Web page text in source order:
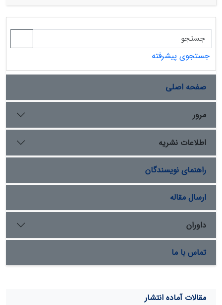
دارد.
بهره‌برداری طبیعی است. برای تعیین میزان تأثیر عملیات
بیولوژیکی و مدیریتی بر تولید رسوب، بار معلق حاصل از سطح
دامنه‌‌ها از طریق 18 پلات فرسایشی مستقر در دو زیرحوضه
آزمونtمستقل و تحلیل واریانس با اندازه‌گیری‌های مکرر در
Spss
صورت‌گرفته، مقادیر بار معلق دو زیرحوضه در سطح 1 درصد و
همچنین، نتایج به‌دست‌آمده همبستگی بین ارتفاع رواناب و
رسوب را در زیرحوضة شاهد 94 درصد و در زیرحوضة نمونه 62
درصد نشان داد. شیب خط تغییرات بین ارتفاع رواناب و
رسوب در زیرحوضة شاهد 3
5 برابر زیرحوضة نمونه است. این
نتایج به‌خوبی نقش مستقیم اجرای طرح‏های بیولوژیک و قرق
را در کاهش بار حوضه‌ای نشان داد.
جستجوی پیشرفته
صفحه اصلی
مرور
اطلاعات نشریه
راهنمای نویسندگان
ارسال مقاله
داوران
تماس با ما
مقالات آماده انتشار